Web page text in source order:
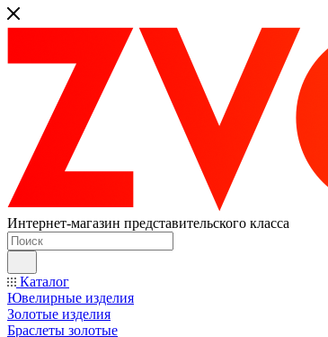
Интернет-магазин представительского класса
Каталог
Ювелирные изделия
Золотые изделия
Браслеты золотые